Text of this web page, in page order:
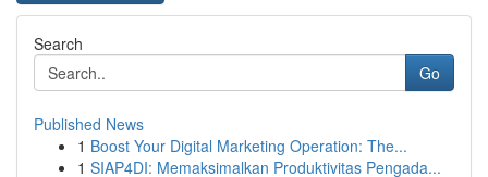
Search
Go
Published News
1 Boost Your Digital Marketing Operation: The...
1 SIAP4DI: Memaksimalkan Produktivitas Pengada...